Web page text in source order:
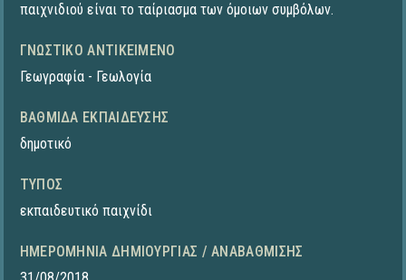
παιχνιδιού είναι το ταίριασμα των όμοιων συμβόλων.
ΓΝΩΣΤΙΚΌ ΑΝΤΙΚΕΊΜΕΝΟ
Γεωγραφία - Γεωλογία
ΒΑΘΜΊΔΑ ΕΚΠΑΊΔΕΥΣΗΣ
δημοτικό
ΤΎΠΟΣ
εκπαιδευτικό παιχνίδι
ΗΜΕΡΟΜΗΝΊΑ ΔΗΜΙΟΥΡΓΊΑΣ / ΑΝΑΒΆΘΜΙΣΗΣ